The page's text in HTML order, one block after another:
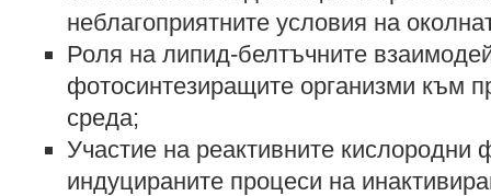
неблагоприятните условия на
Роля на липид-белтъчните
фотосинтезиращите организми към
среда;
Участие на реактивните кислородни
индуцираните процеси на